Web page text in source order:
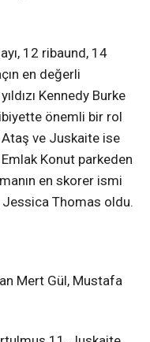
12 ribaund, 14
en değerli
Kennedy Burke
önemli bir rol
Ataş ve Juskaite ise
Emlak Konut parkeden
en skorer ismi
Jessica Thomas oldu.
Mert Gül, Mustafa